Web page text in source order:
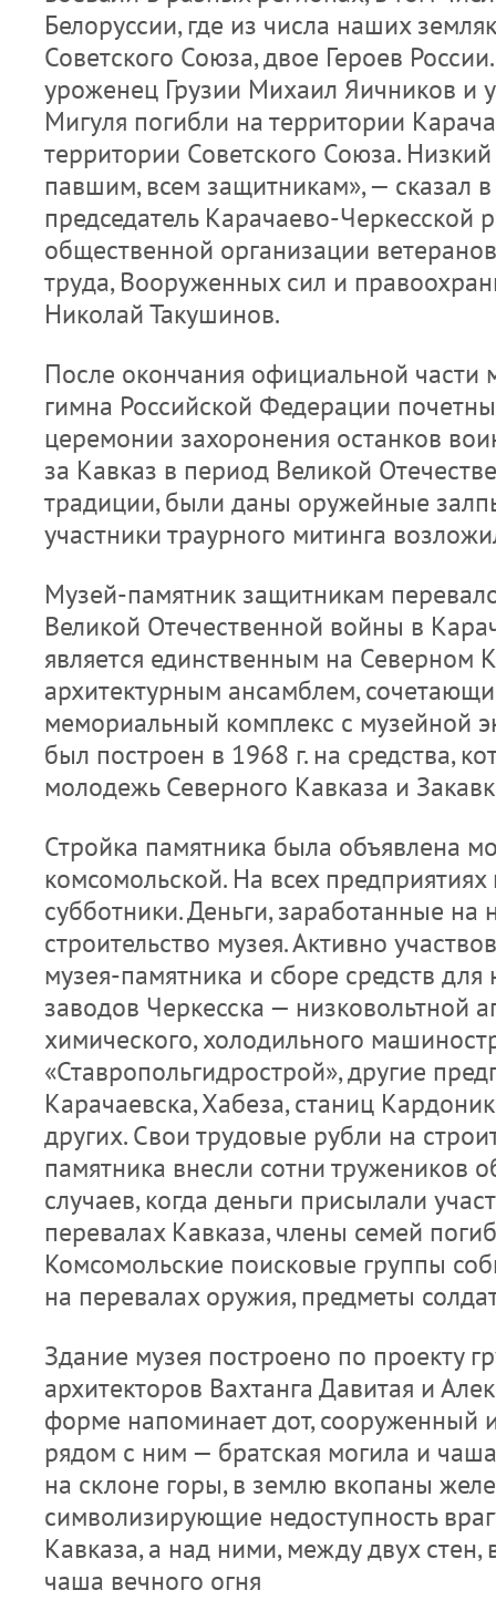
Белоруссии, где из числа наших
Советского Союза, двое Героев
уроженец Грузии Михаил Яичников и
Мигуля погибли на территории
территории Советского Союза.
павшим, всем защитникам», — сказал
председатель Карачаево-Черкесской
общественной организации
труда, Вооруженных сил и
Николай Такушинов.
После окончания официальной части
гимна Российской Федерации
церемонии захоронения останков
за Кавказ в период Великой
традиции, были даны оружейные
участники траурного митинга
Музей-памятник защитникам
Великой Отечественной войны в
является единственным на Северном
архитектурным ансамблем,
мемориальный комплекс с музейной
был построен в 1968 г. на средства,
молодежь Северного Кавказа и
Стройка памятника была объявлена
комсомольской. На всех
субботники. Деньги, заработанные на
строительство музея. Активно
музея-памятника и сборе средств
заводов Черкесска — низковольтной
химического, холодильного
«Ставропольгидрострой», другие
Карачаевска, Хабеза, станиц
других. Свои трудовые рубли на
памятника внесли сотни тружеников
случаев, когда деньги присылали
перевалах Кавказа, члены семей
Комсомольские поисковые группы
на перевалах оружия, предметы
Здание музея построено по проекту
архитекторов Вахтанга Давитая и
форме напоминает дот, сооруженный
рядом с ним — братская могила и
на склоне горы, в землю вкопаны
символизирующие недоступность
Кавказа, а над ними, между двух стен,
чаша вечного огня